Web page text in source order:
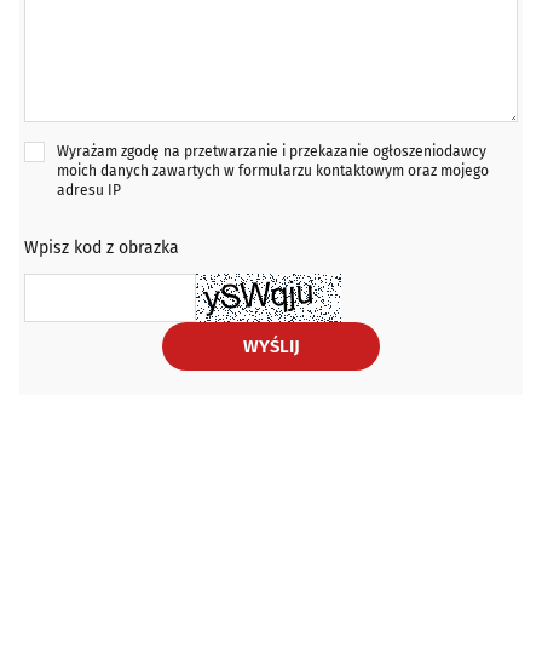
Wyrażam zgodę na przetwarzanie i przekazanie ogłoszeniodawcy
moich danych zawartych w formularzu kontaktowym oraz mojego
adresu IP
Wpisz kod z obrazka
WYŚLIJ